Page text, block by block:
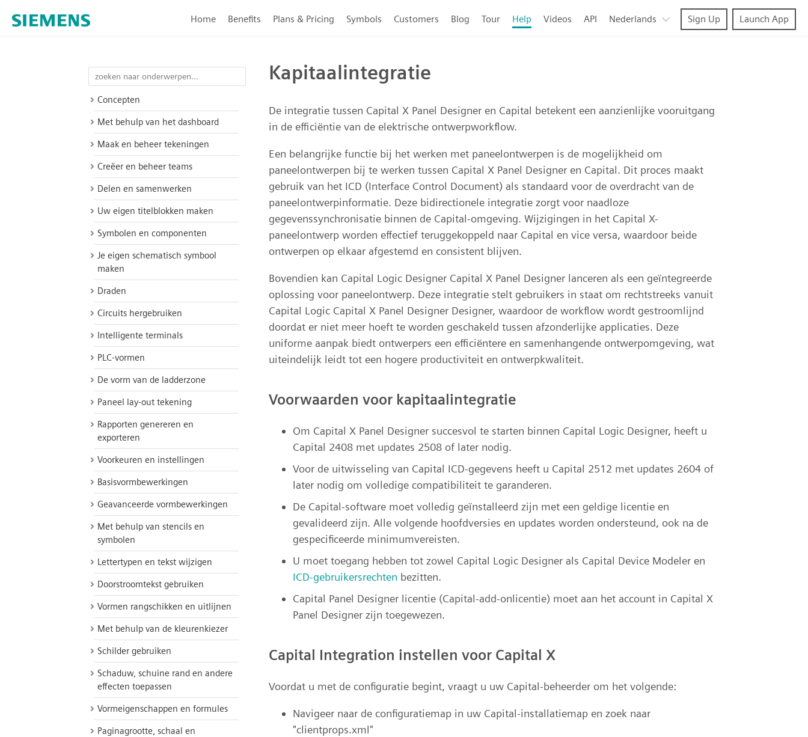
Home Benefits Plans & Pricing Symbols Customers Blog Tour Help Videos API Nederlands Sign Up Launch App
Concepten
Met behulp van het dashboard
Maak en beheer tekeningen
Creëer en beheer teams
Delen en samenwerken
Uw eigen titelblokken maken
Symbolen en componenten
Je eigen schematisch symbool
maken
Draden
Circuits hergebruiken
Intelligente terminals
PLC-vormen
De vorm van de ladderzone
Paneel lay-out tekening
Rapporten genereren en
exporteren
Voorkeuren en instellingen
Basisvormbewerkingen
Geavanceerde vormbewerkingen
Met behulp van stencils en
symbolen
Lettertypen en tekst wijzigen
Doorstroomtekst gebruiken
Vormen rangschikken en uitlijnen
Met behulp van de kleurenkiezer
Schilder gebruiken
Schaduw, schuine rand en andere
effecten toepassen
Vormeigenschappen en formules
Paginagrootte, schaal en
Kapitaalintegratie
De integratie tussen Capital X Panel Designer en Capital betekent een aanzienlijke vooruitgang
in de efficiëntie van de elektrische ontwerpworkflow.
Een belangrijke functie bij het werken met paneelontwerpen is de mogelijkheid om
paneelontwerpen bij te werken tussen Capital X Panel Designer en Capital. Dit proces maakt
gebruik van het ICD (Interface Control Document) als standaard voor de overdracht van de
paneelontwerpinformatie. Deze bidirectionele integratie zorgt voor naadloze
gegevenssynchronisatie binnen de Capital-omgeving. Wijzigingen in het Capital X-
paneelontwerp worden effectief teruggekoppeld naar Capital en vice versa, waardoor beide
ontwerpen op elkaar afgestemd en consistent blijven.
Bovendien kan Capital Logic Designer Capital X Panel Designer lanceren als een geïntegreerde
oplossing voor paneelontwerp. Deze integratie stelt gebruikers in staat om rechtstreeks vanuit
Capital Logic Capital X Panel Designer Designer, waardoor de workflow wordt gestroomlijnd
doordat er niet meer hoeft te worden geschakeld tussen afzonderlijke applicaties. Deze
uniforme aanpak biedt ontwerpers een efficiëntere en samenhangende ontwerpomgeving, wat
uiteindelijk leidt tot een hogere productiviteit en ontwerpkwaliteit.
Voorwaarden voor kapitaalintegratie
Om Capital X Panel Designer succesvol te starten binnen Capital Logic Designer, heeft u
Capital 2408 met updates 2508 of later nodig.
Voor de uitwisseling van Capital ICD-gegevens heeft u Capital 2512 met updates 2604 of
later nodig om volledige compatibiliteit te garanderen.
De Capital-software moet volledig geïnstalleerd zijn met een geldige licentie en
gevalideerd zijn. Alle volgende hoofdversies en updates worden ondersteund, ook na de
gespecificeerde minimumvereisten.
U moet toegang hebben tot zowel Capital Logic Designer als Capital Device Modeler en
ICD-gebruikersrechten bezitten.
Capital Panel Designer licentie (Capital-add-onlicentie) moet aan het account in Capital X
Panel Designer zijn toegewezen.
Capital Integration instellen voor Capital X
Voordat u met de configuratie begint, vraagt u uw Capital-beheerder om het volgende:
Navigeer naar de configuratiemap in uw Capital-installatiemap en zoek naar
"clientprops.xml"